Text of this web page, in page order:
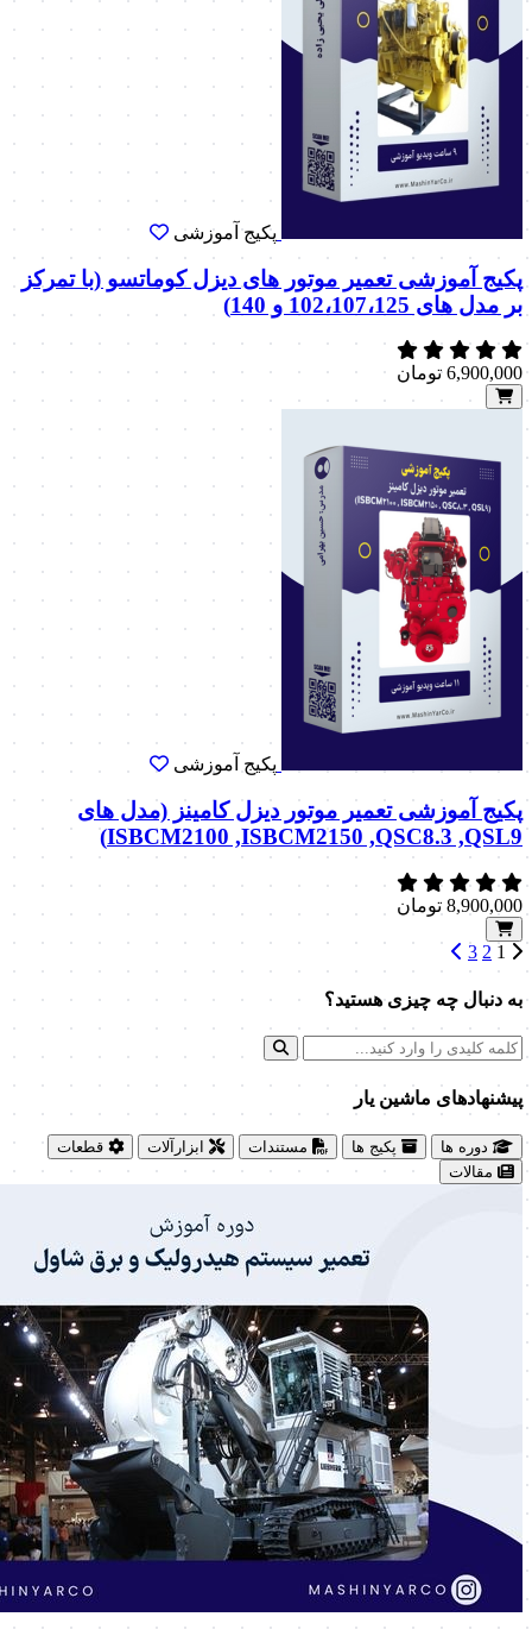
پکیج آموزشی
پکیج آموزشی تعمیر موتور های دیزل کوماتسو (با تمرکز
بر مدل های 102،107،125 و 140)
6,900,000 تومان
پکیج آموزشی
پکیج آموزشی تعمیر موتور دیزل کامینز (مدل های
ISBCM2100 ,ISBCM2150 ,QSC8.3 ,QSL9)
8,900,000 تومان
1
2
3
به دنبال چه چیزی هستید؟
پیشنهاد‌های ماشین یار
دوره ها پکیج ها مستندات ابزارآلات
قطعات
مقالات